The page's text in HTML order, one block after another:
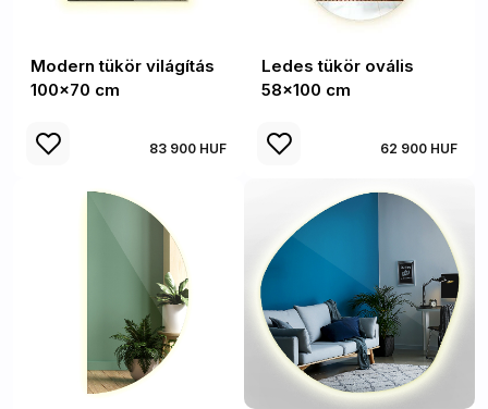
Modern tükör világítás
100x70 cm
83 900 HUF
Ledes tükör ovális
58x100 cm
62 900 HUF